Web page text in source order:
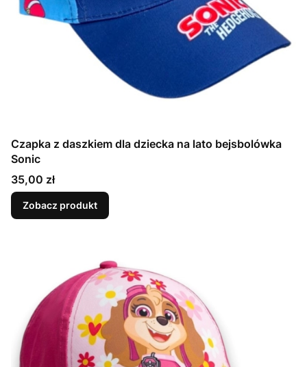
Czapka z daszkiem dla dziecka na lato bejsbolówka
Sonic
Cena
35,00 zł
Zobacz produkt